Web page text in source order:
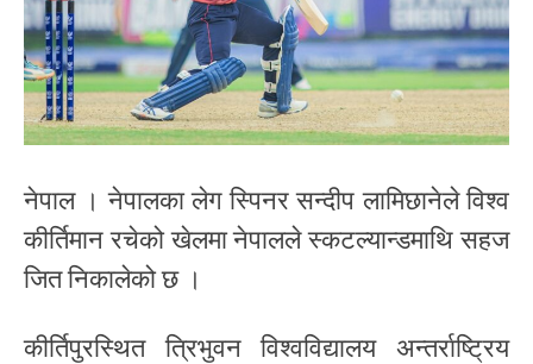
नेपाल । नेपालका लेग स्पिनर सन्दीप लामिछानेले विश्व
कीर्तिमान रचेको खेलमा नेपालले स्कटल्यान्डमाथि सहज
जित निकालेको छ ।
कीर्तिपुरस्थित त्रिभुवन विश्वविद्यालय अन्तर्राष्ट्रिय